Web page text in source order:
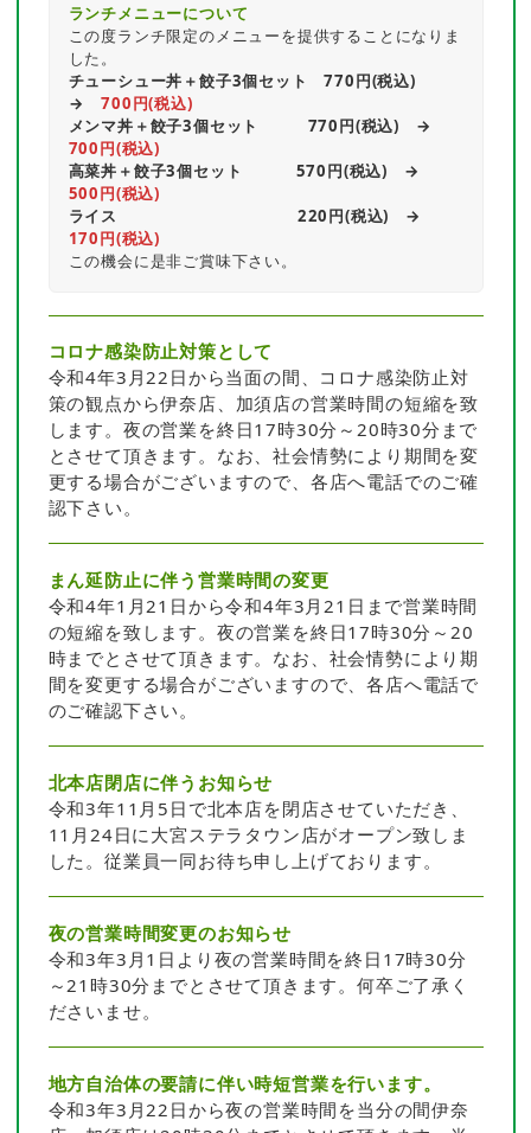
ランチメニューについて
この度ランチ限定のメニューを提供することになりま
チューシュー丼＋餃子3個セット　770円(税込)
→ 700円(税込)
メンマ丼＋餃子3個セット　　　770円(税込)　→
700円(税込)
高菜丼＋餃子3個セット　　　 570円(税込)　→
500円(税込)
ライス　　　　　　　　　　　220円(税込)　→
170円(税込)
この機会に是非ご賞味下さい。
コロナ感染防止対策として
令和4年3月22日から当面の間、コロナ感染防止対
策の観点から伊奈店、加須店の営業時間の短縮を致
します。夜の営業を終日17時30分～20時30分まで
とさせて頂きます。なお、社会情勢により期間を変
更する場合がございますので、各店へ電話でのご確
認下さい。
まん延防止に伴う営業時間の変更
令和4年1月21日から令和4年3月21日まで営業時間
の短縮を致します。夜の営業を終日17時30分～20
時までとさせて頂きます。なお、社会情勢により期
間を変更する場合がございますので、各店へ電話で
のご確認下さい。
北本店閉店に伴うお知らせ
令和3年11月5日で北本店を閉店させていただき、
11月24日に大宮ステラタウン店がオープン致しま
した。従業員一同お待ち申し上げております。
夜の営業時間変更のお知らせ
令和3年3月1日より夜の営業時間を終日17時30分
～21時30分までとさせて頂きます。何卒ご了承く
ださいませ。
地方自治体の要請に伴い時短営業を行います。
令和3年3月22日から夜の営業時間を当分の間伊奈